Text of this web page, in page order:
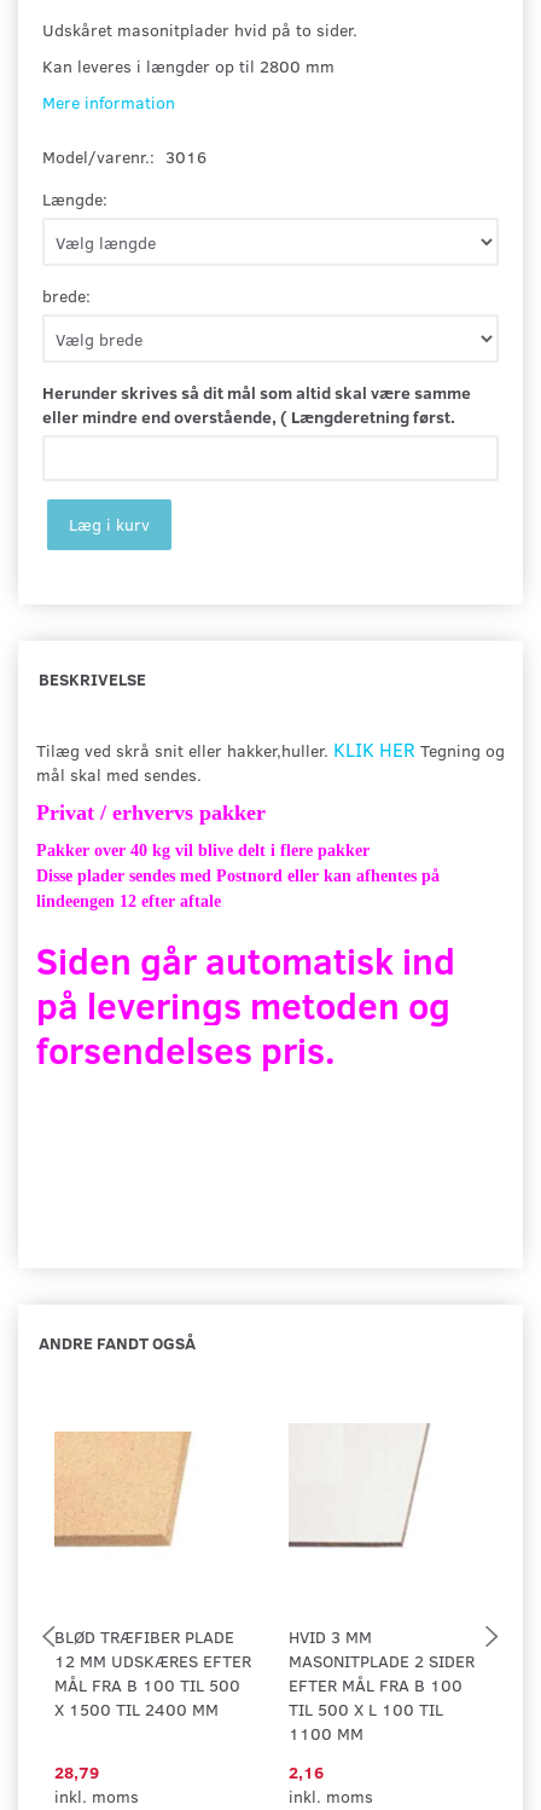
Udskåret masonitplader hvid på to sider.
Kan leveres i længder op til 2800 mm
Mere information
Model/varenr.: 3016
Længde:
brede:
Herunder skrives så dit mål som altid skal være samme
eller mindre end overstående, ( Længderetning først.
Læg i kurv
BESKRIVELSE
Tilæg ved skrå snit eller hakker,huller. KLIK HER Tegning og
mål skal med sendes.
Privat / erhvervs pakker
Pakker over 40 kg vil blive delt i flere pakker
Disse plader sendes med Postnord eller kan afhentes på
lindeengen 12 efter aftale
Siden går automatisk ind
på leverings metoden og
forsendelses pris.
ANDRE FANDT OGSÅ
BLØD TRÆFIBER PLADE
12 MM UDSKÆRES EFTER
MÅL FRA B 100 TIL 500
X 1500 TIL 2400 MM
28,79
inkl. moms
HVID 3 MM
MASONITPLADE 2 SIDER
EFTER MÅL FRA B 100
TIL 500 X L 100 TIL
1100 MM
2,16
inkl. moms